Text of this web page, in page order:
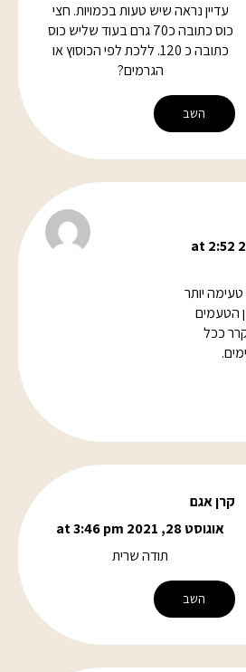
עדיין נראה שיש טעות בכמויות. חצי
כוס כתובה כ70 גרם בעוד שליש כוס
כתובה כ 120. ללכת לפי הכוסוץ או
הגרמים?
השב
אוגוסט 28, 2021 at 2:52
יותר
הטעמים
ככל
קרן אגם
אוגוסט 28, 2021 at 3:46 pm
תודה שרית
השב